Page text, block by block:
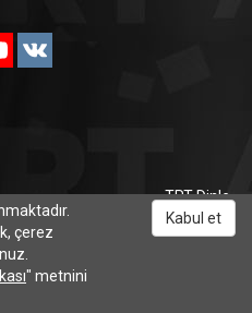
YouTube
TRT Dinle
çerez
" metnini
Kabul et